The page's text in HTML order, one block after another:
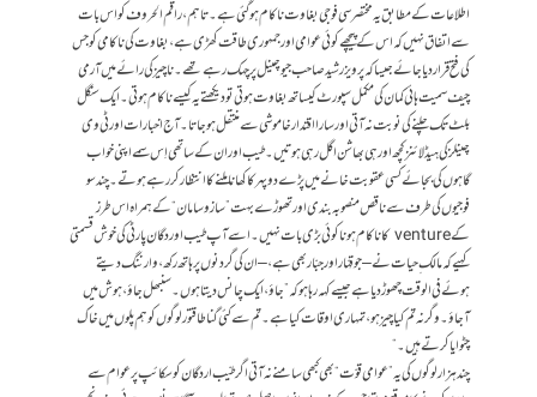
اطلاعات کے مطابق یہ مختصر سی فوجی بغاوت ناکام ہو گئی ہے۔ تاہم، راقم الحروف کو اس بات
سے اتفاق نہیں کہ اس کے پیچھے کوئی عوامی اور جمہوری طاقت کھڑی ہے، بغاوت کی ناکامی کو جس
کی فتح قرار دیا جائے جیسا کہ پرویز رشید صاحب جیو چینل پر چہک رہے تھے۔ ناچیز کی رائے میں آرمی
چیف سمیت ہائی کمان کی مکمّل سپورٹ کیساتھ بغاوت ہوتی تو دیکھتے یہ کیسے ناکام ہوتی۔ ایک سنگل
بلٹ تک چلنے کی نوبت نہ آتی اور سارا اقتدارخاموشی سےمنتقل ہو جاتا۔ آج اخبارات اور ٹی وی
چینلز کی ہیڈ لائنز کچھ اور ہی بھاشن اگل رہی ہوتیں۔طیب اور ان کے ساتھی اِس سمے اپنی خواب
گاہوں کی بجائےکسی عقوبت خانے میں پڑے دوپہر کا کھانا ملنے کا انتظار کررہے ہوتے۔ چند سو
فوجیوں کی طرف سے ناقص منصوبہ بندی اور تھوڑے بہت ”سازوسامان“ کے ہمراہ اس طرز
کے venture کا ناکام ہونا کوئی بڑی بات نہیں۔اسے آپ طیب اوردگان پارٹی کی خوش قسمتی
کہیے کہ مالک ِ حیات نے – جو قہّار اور جبّار بھی ہے، – ان کی گردنوں پر ہاتھ رکھ، وارننگ دیتے
ہوئے فی الوقت چھوڑ دیا ہے جیسے کہہ رہا ہو کہ ”جاؤ، ایک چانس دیتا ہوں۔ سنبھل جاؤ، ہوش میں
آجاؤ۔ وگرنہ تم کیا چیز ہو، تمہاری اوقات کیا ہے۔تم سے کئی گنا طاقتور لوگوں کو ہم پلوں میں خاک
چٹوایا کرتے ہیں۔“
چند ہزار لوگوں کی یہ ”عوامی قوّت“ بھی کبھی سامنے نہ آتی اگر طیّب اردگان کو سکائپ پر عوام سے